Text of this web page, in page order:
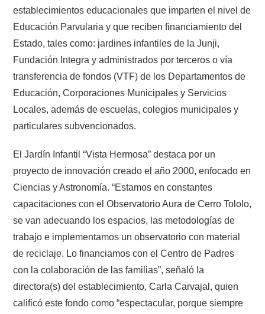
establecimientos educacionales que imparten el nivel de
Educación Parvularia y que reciben financiamiento del
Estado, tales como: jardines infantiles de la Junji,
Fundación Integra y administrados por terceros o vía
transferencia de fondos (VTF) de los Departamentos de
Educación, Corporaciones Municipales y Servicios
Locales, además de escuelas, colegios municipales y
particulares subvencionados.
El Jardín Infantil “Vista Hermosa” destaca por un
proyecto de innovación creado el año 2000, enfocado en
Ciencias y Astronomía. “Estamos en constantes
capacitaciones con el Observatorio Aura de Cerro Tololo,
se van adecuando los espacios, las metodologías de
trabajo e implementamos un observatorio con material
de reciclaje. Lo financiamos con el Centro de Padres
con la colaboración de las familias”, señaló la
directora(s) del establecimiento, Carla Carvajal, quien
calificó este fondo como “espectacular, porque siempre